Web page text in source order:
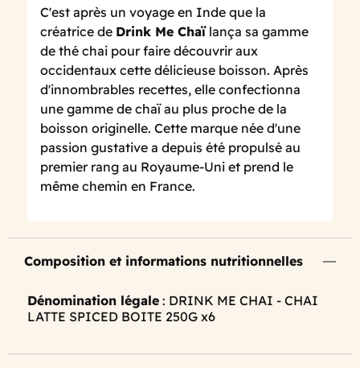
C'est après un voyage en Inde que la
créatrice de Drink Me Chaïlança sa gamme
de thé chai pour faire découvrir aux
occidentaux cette délicieuse boisson. Après
d'innombrables recettes, elle confectionna
une gamme de chaï au plus proche de la
boisson originelle. Cette marque née d'une
passion gustative a depuis été propulsé au
premier rang au Royaume-Uni et prend le
même chemin en France.
Composition et informations nutritionnelles
Dénomination légale : DRINK ME CHAI - CHAI
LATTE SPICED BOITE 250G x6